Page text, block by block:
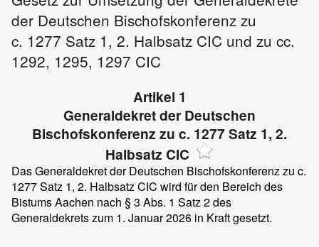
der Deutschen Bischofskonferenz zu
c. 1277 Satz 1, 2. Halbsatz CIC und zu cc.
1292, 1295, 1297 CIC
Artikel 1
Generaldekret der Deutschen
Bischofskonferenz zu c. 1277 Satz 1, 2.
Halbsatz CIC
Das Generaldekret der Deutschen Bischofskonferenz zu c.
1277 Satz 1, 2. Halbsatz CIC wird für den Bereich des
Bistums Aachen nach § 3 Abs. 1 Satz 2 des
Generaldekrets zum 1. Januar 2026 in Kraft gesetzt.